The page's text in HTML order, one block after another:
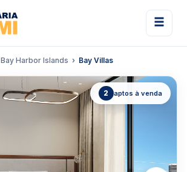
Bay Harbor Islands Bay Villas
2 aptos à venda